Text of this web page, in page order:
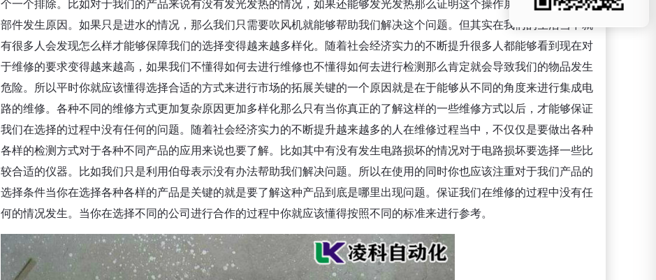
部件发生原因。如果只是进水的情况，那么我们只需要吹风机就能够帮助我们解决这个问题。但其实在我们的生活当中就
有很多人会发现怎么样才能够保障我们的选择变得越来越多样化。随着社会经济实力的不断提升很多人都能够看到现在对
于维修的要求变得越来越高，如果我们不懂得如何去进行维修也不懂得如何去进行检测那么肯定就会导致我们的物品发生
危险。所以平时你就应该懂得选择合适的方式来进行市场的拓展关键的一个原因就是在于能够从不同的角度来进行集成电
路的维修。各种不同的维修方式更加复杂原因更加多样化那么只有当你真正的了解这样的一些维修方式以后，才能够保证
我们在选择的过程中没有任何的问题。随着社会经济实力的不断提升越来越多的人在维修过程当中，不仅仅是要做出各种
各样的检测方式对于各种不同产品的应用来说也要了解。比如其中有没有发生电路损坏的情况对于电路损坏要选择一些比
较合适的仪器。比如我们只是利用伯母表示没有办法帮助我们解决问题。所以在使用的同时你也应该注重对于我们产品的
选择条件当你在选择各种各样的产品是关键的就是要了解这种产品到底是哪里出现问题。保证我们在维修的过程中没有任
何的情况发生。当你在选择不同的公司进行合作的过程中你就应该懂得按照不同的标准来进行参考。